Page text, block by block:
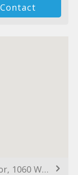
Contact
Mariahilfer Str. 123 / 3/3rd Floor, 1060 Wien, Austria